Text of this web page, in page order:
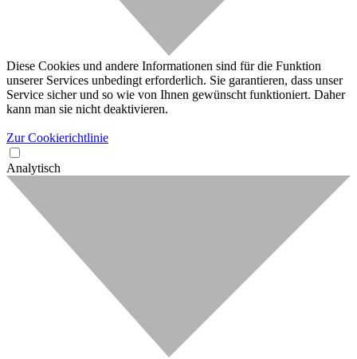
Diese Cookies und andere Informationen sind für die Funktion
unserer Services unbedingt erforderlich. Sie garantieren, dass unser
Service sicher und so wie von Ihnen gewünscht funktioniert. Daher
kann man sie nicht deaktivieren.
Zur Cookierichtlinie
Analytisch